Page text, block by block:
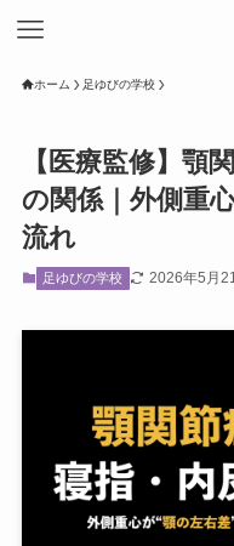
ホーム 足ゆびの学校
【医療監修】顎
の関係｜外側重
流れ
足ゆびの学校 2026年5月